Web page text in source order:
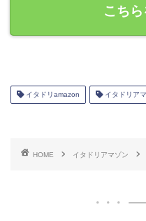
こち
イタドリamazon イタドリア
HOME イタドリアマゾン